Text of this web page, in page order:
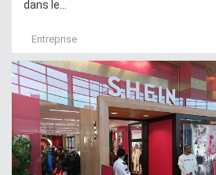
dans le...
Entreprise